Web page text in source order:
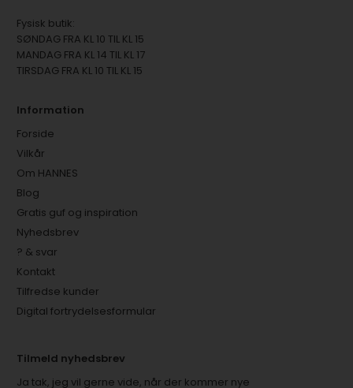
Fysisk butik:
SØNDAG FRA KL 10 TIL KL 15
MANDAG FRA KL 14 TIL KL 17
TIRSDAG FRA KL 10 TIL KL 15
Information
Forside
Vilkår
Om HANNES
Blog
Gratis guf og inspiration
Nyhedsbrev
? & svar
Kontakt
Tilfredse kunder
Digital fortrydelsesformular
Tilmeld nyhedsbrev
Ja tak, jeg vil gerne vide, når der kommer nye